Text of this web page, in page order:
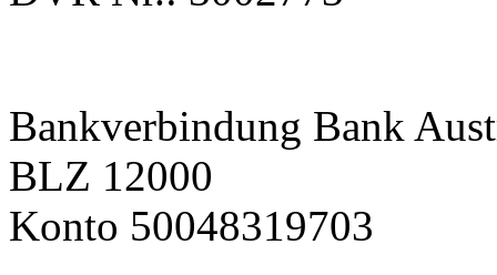
Bankverbindung Bank
BLZ 12000
Konto 50048319703